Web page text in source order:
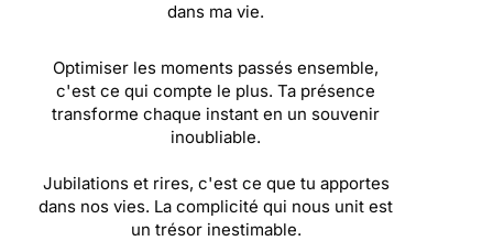
dans ma vie.
Optimiser les moments passés ensemble,
c'est ce qui compte le plus. Ta présence
transforme chaque instant en un souvenir
inoubliable.
Jubilations et rires, c'est ce que tu apportes
dans nos vies. La complicité qui nous unit est
un trésor inestimable.